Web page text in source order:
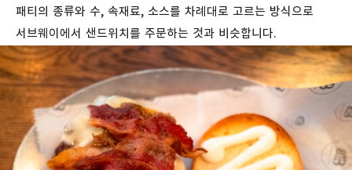
패티의 종류와 수, 속재료, 소스를 차례대로 고르는 방식으로
서브웨이에서 샌드위치를 주문하는 것과 비슷합니다.